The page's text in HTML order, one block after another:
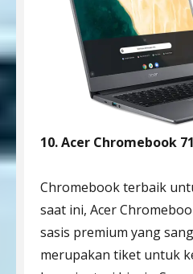
10. Acer Chromebook
Chromebook terbaik
saat ini, Acer
sasis premium yang
merupakan tiket untuk